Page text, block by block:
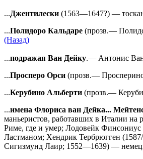
...Джентилески (1563—1647?) —
...Полидоро Кальдаре (прозв.—
(Назад)
...подражая Ван Дейку.— Антонис Ван
...Просперо Орси (прозв.—
...Керубино Альберти (прозв.—
...имена Флориса ван Дейка...
маньеристов, работавших в Италии
Риме, где и умер; Лодовейк
Ластманом; Хендрик Тербрюгген
Сигизмунд Лаир; 1552—1639) —